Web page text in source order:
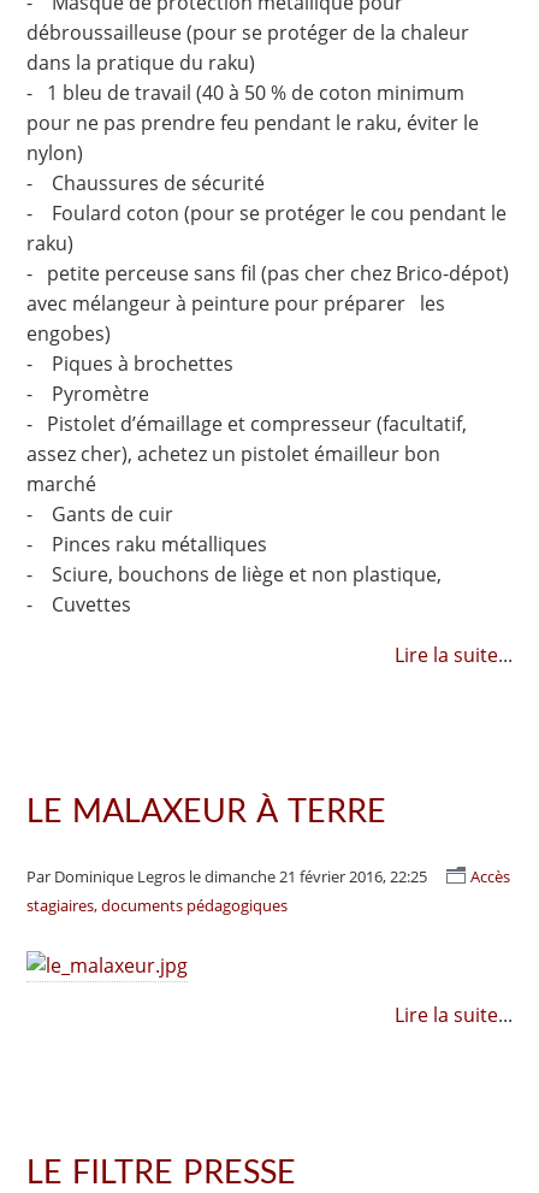
débroussailleuse (pour se protéger de la chaleur
dans la pratique du raku)
- 1 bleu de travail (40 à 50 % de coton minimum
pour ne pas prendre feu pendant le raku, éviter le
nylon)
- Chaussures de sécurité
- Foulard coton (pour se protéger le cou pendant le
raku)
- petite perceuse sans fil (pas cher chez Brico-dépot)
avec mélangeur à peinture pour préparer les
engobes)
- Piques à brochettes
- Pyromètre
- Pistolet d’émaillage et compresseur (facultatif,
assez cher), achetez un pistolet émailleur bon
marché
- Gants de cuir
- Pinces raku métalliques
- Sciure, bouchons de liège et non plastique,
- Cuvettes
Lire la suite...
LE MALAXEUR À TERRE
Par Dominique Legros le dimanche 21 février 2016, 22:25
Accès
stagiaires, documents pédagogiques
Lire la suite...
LE FILTRE PRESSE